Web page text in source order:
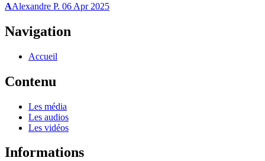
AAlexandre P. 06 Apr 2025
Navigation
Accueil
Contenu
Les média
Les audios
Les vidéos
Informations